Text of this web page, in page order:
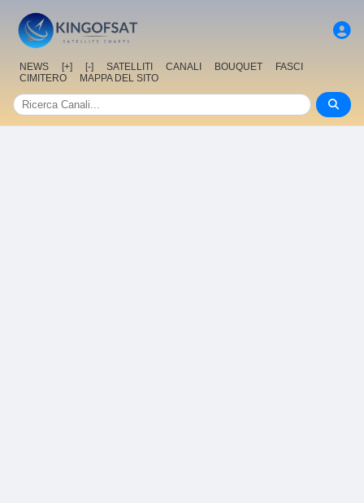
NEWS [+] [-] SATELLITI CANALI BOUQUET
FASCI
CIMITERO
MAPPA DEL SITO